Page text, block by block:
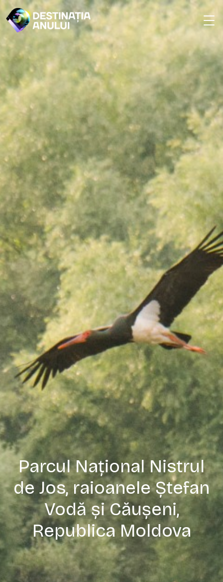
Parcul Național Nistrul
de Jos, raioanele Ștefan
Vodă și Căușeni,
Republica Moldova